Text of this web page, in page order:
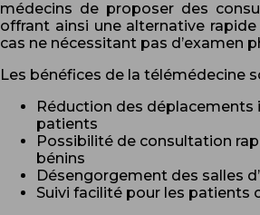
médecins de proposer des
offrant ainsi une alternative
cas ne nécessitant pas d’examen
Les bénéfices de la télémédecine
Réduction des déplacements
patients
Possibilité de consultation
bénins
Désengorgement des salles
Suivi facilité pour les patients